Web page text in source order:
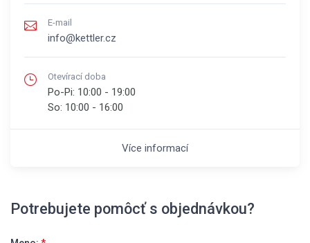
E-mail
info@kettler.cz
Otevírací doba
Po-Pi: 10:00 - 19:00
So: 10:00 - 16:00
Více informací
Potrebujete pomôcť s objednávkou?